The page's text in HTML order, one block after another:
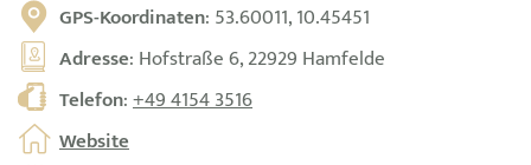
GPS-Koordinaten: 53.60011, 10.45451
Adresse: Hofstraße 6, 22929 Hamfelde
Telefon:+49 4154 3516
Website